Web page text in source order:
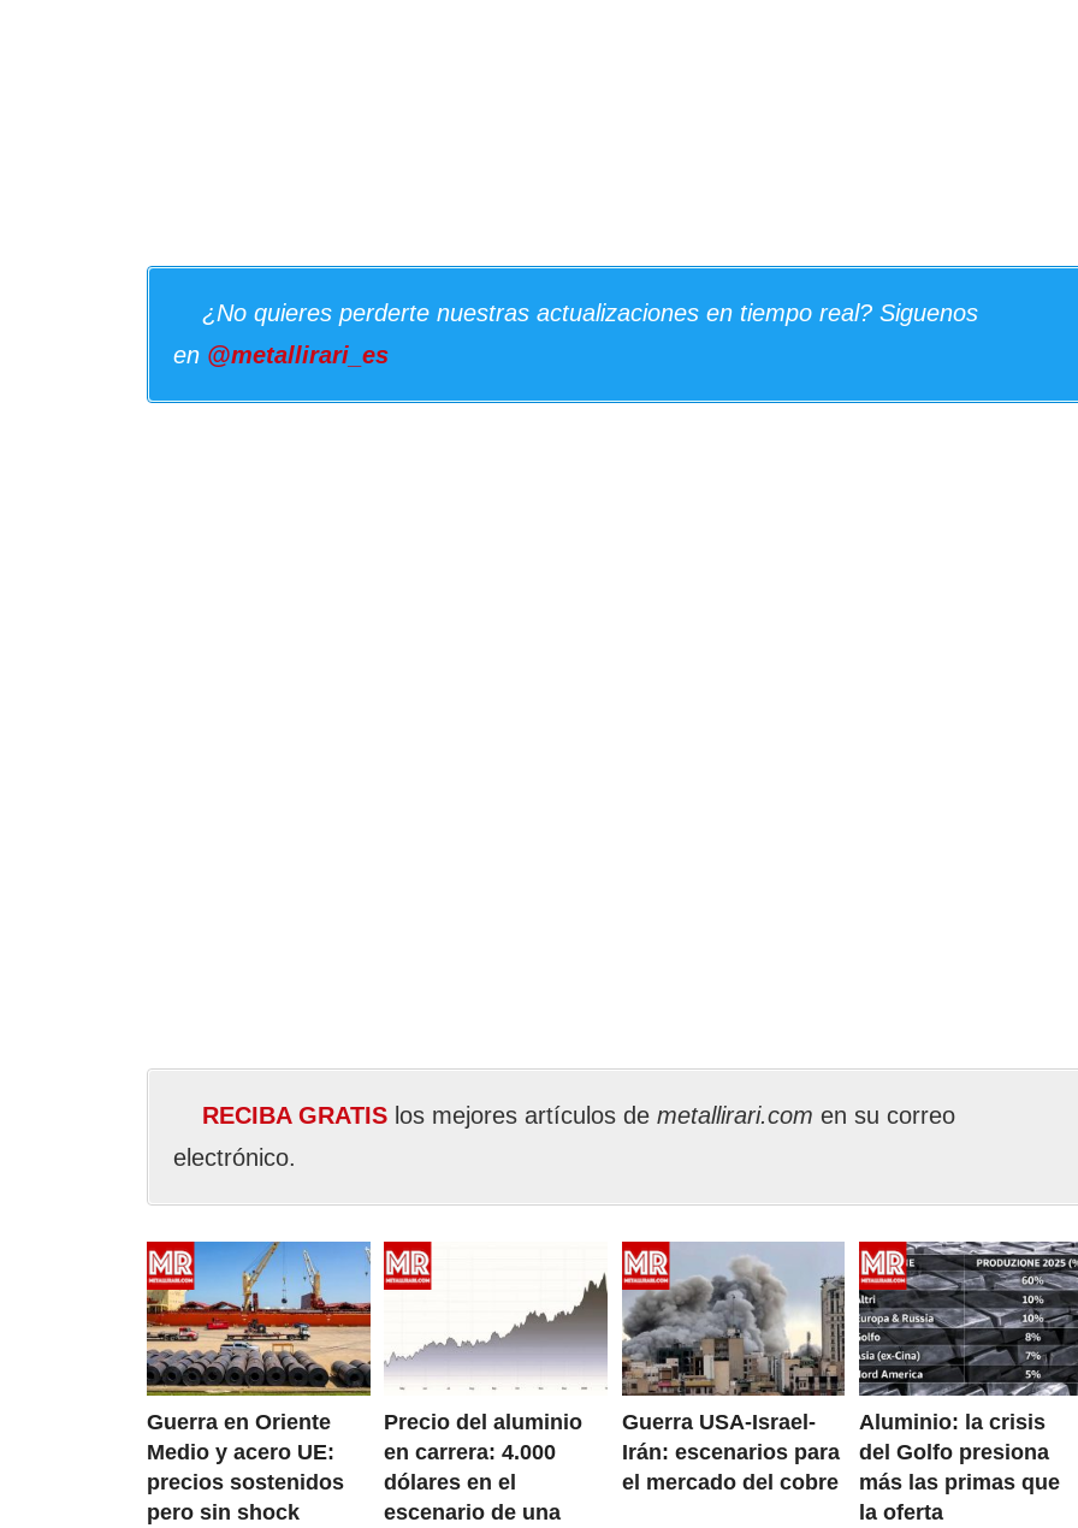
¿No quieres perderte nuestras actualizaciones en tiempo real? Siguenos
en @metallirari_es
RECIBA GRATIS los mejores artículos de metallirari.com en su correo
electrónico.
Guerra en Oriente
Medio y acero UE:
precios sostenidos
pero sin shock
Precio del aluminio
en carrera: 4.000
dólares en el
escenario de una
Guerra USA-Israel-
Irán: escenarios para
el mercado del cobre
Aluminio: la crisis
del Golfo presiona
más las primas que
la oferta